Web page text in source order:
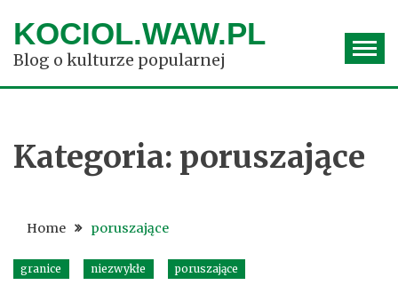
content
KOCIOL.WAW.PL
Blog o kulturze popularnej
Kategoria: poruszające
Home poruszające
granice niezwykłe poruszające